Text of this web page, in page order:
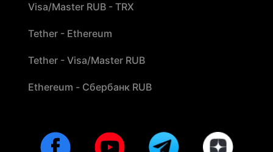
Visa/Master RUB - TRX
Tether - Ethereum
Tether - Visa/Master RUB
Ethereum - Сбербанк RUB